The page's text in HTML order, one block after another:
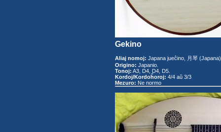
Gekino
Aliaj nomoj: Japana jueĉino, 月琴
Origino: Japanio.
Tonoj: A3, D4, D4, D5.
Kordoj/Kordoĥoroj: 4/4 aŭ 3/3
Mezuro: Ne normo